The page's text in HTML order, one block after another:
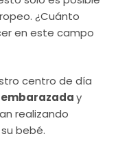
¿Cuánto
en este campo
centro de día
y
realizando
bebé.